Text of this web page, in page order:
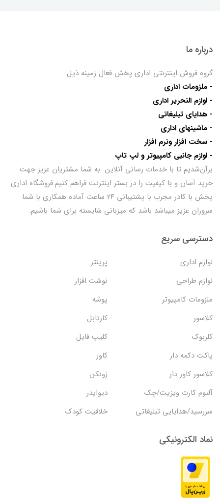
درباره ما
گروه فروش اینترنتی اداری پخش فعال زمینه ذیل
- ملزومات اداری
- لوازم التحریر اداری
- هدایای تبلیغاتی
- ماشینهای اداری
- سخت افزار ونرم افزار
- لوازم جانبی کامپیوتر و لپ تاپ
برآن‌شدیم تا با خدمات رسانی آنلاین به شما مشتریان عزیز جهت
خرید آسان و با کیفیت را در بستر اینترنت فراهم کنیم.فروشگاه اداری
پخش با کادر مجرب با پشتیبانی ۲۴ ساعت آماده همکاری با شما
سروران عزیز میباشد باشد که میزبانی شایسته برای شما باشیم.
دسترسی سریع
لوازم اداری
پرینتر
لوازم طراحی
نوشت افزار
ملزومات کامپیوتر
پوشه
کلاسور
کارتابل
کلربوک
کلیپ فایل
پاکت دکمه دار
کاور
کلاسور کاور دار
زونکن
آلبوم کارت ویزیت/چک
دیوایدر
سررسید/هدایایی تبلیغاتی
خلاقیت کودک
نماد الکترونیکی